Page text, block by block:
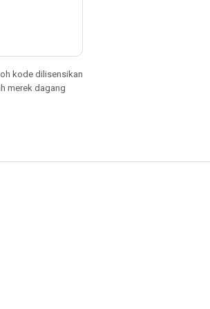
kode dilisensikan
merek dagang